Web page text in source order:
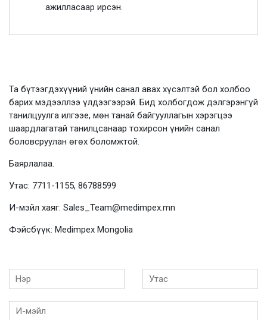
ажилласаар ирсэн.
Та бүтээгдэхүүний үнийн санал авах хүсэлтэй бол холбоо
барих мэдээллээ үлдээгээрэй. Бид холбогдож дэлгэрэнгүй
танилцуулга илгээе, мөн танай байгууллагын хэрэгцээ
шаардлагатай танилцсанаар тохирсон үнийн санал
боловсруулан өгөх боломжтой.
Баярлалаа.
Утас: 7711-1155, 86788599
И-мэйл хаяг: Sales_Team@medimpex.mn
Фэйсбүүк: Medimpex Mongolia